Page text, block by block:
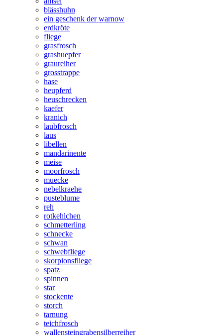
blässhuhn
ein geschenk der warnow
erdkröte
fliege
grasfrosch
grashuepfer
graureiher
grosstrappe
hase
heupferd
heuschrecken
kaefer
kranich
laubfrosch
laus
libellen
mandarinente
meise
moorfrosch
muecke
nebelkraehe
pusteblume
reh
rotkehlchen
schmetterling
schnecke
schwan
schwebfliege
skorpionsfliege
spatz
spinnen
star
stockente
storch
tarnung
teichfrosch
wallensteingrabensilberreiher